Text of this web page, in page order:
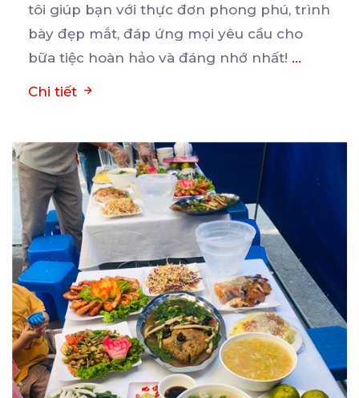
tôi giúp bạn với thực đơn phong phú, trình
bày đẹp mắt, đáp ứng mọi yêu cầu cho
bữa tiệc hoàn hảo và đáng nhớ nhất! ...
Chi tiết